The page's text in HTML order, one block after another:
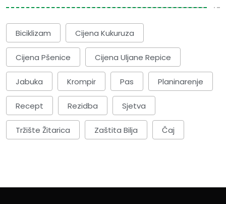
Biciklizam Cijena Kukuruza
Cijena Pšenice Cijena Uljane Repice
Jabuka Krompir Pas Planinarenje
Recept Rezidba Sjetva
Tržište Žitarica Zaštita Bilja Čaj